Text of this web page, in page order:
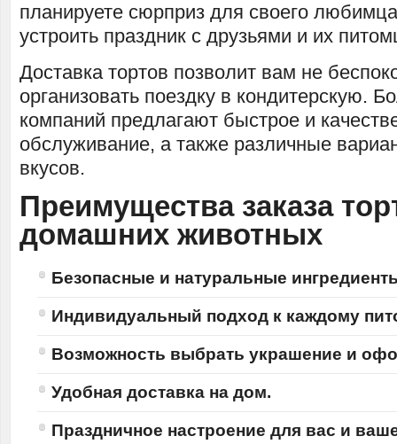
планируете сюрприз для своего
устроить праздник с друзьями и их
Доставка тортов позволит вам не
организовать поездку в кондитерскую.
компаний предлагают быстрое и
обслуживание, а также различные
вкусов.
Преимущества заказа
домашних животных
Безопасные и натуральные
Индивидуальный подход к каждому
Возможность выбрать украшение и
Удобная доставка на дом.
Праздничное настроение для вас и